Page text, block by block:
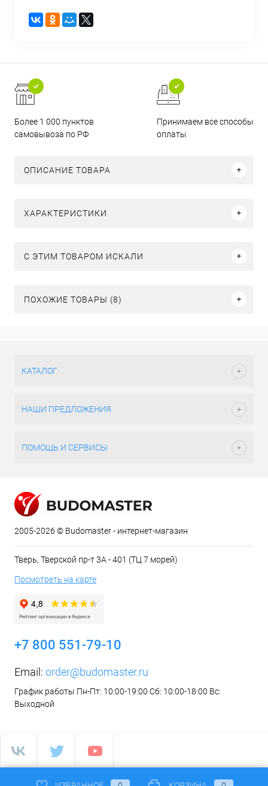
Более 1 000 пунктов
самовывоза по РФ
Принимаем все способы
оплаты
ОПИСАНИЕ ТОВАРА
ХАРАКТЕРИСТИКИ
C ЭТИМ ТОВАРОМ ИСКАЛИ
ПОХОЖИЕ ТОВАРЫ (8)
КАТАЛОГ
НАШИ ПРЕДЛОЖЕНИЯ
ПОМОЩЬ И СЕРВИСЫ
2005-2026 © Budomaster - интернет-магазин
Тверь, Тверской пр-т 3А - 401 (ТЦ 7 морей)
Посмотреть на карте
+7 800 551-79-10
Email: order@budomaster.ru
График работы Пн-Пт: 10:00-19:00 Сб: 10:00-18:00 Вс:
Выходной